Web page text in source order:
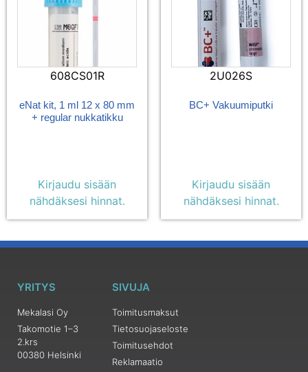
608CS01R
eNat kit, 1 ml 12 x 80 mm
+ regular nukkatikku
Kirjaudu sisään
nähdäksesi hinnat.
2U026S
BC+ Vakuumiputki
Kirjaudu sisään
nähdäksesi hinnat.
YRITYS
Mekalasi Oy
Takomotie 1–3
2.krs
00380 Helsinki
SIVUJA
Toimitusmaksut
Tietosuojaseloste
Toimitusehdot
Reklamaatio